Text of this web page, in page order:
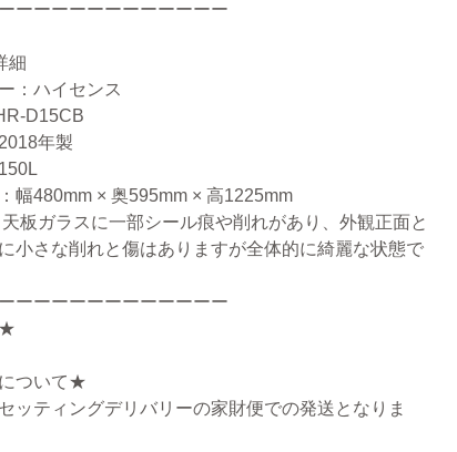
ーーーーーーーーーーーー
細
：ハイセンス
D15CB
年製
幅480mm × 奥595mm × 高1225mm
板ガラスに一部シール痕や削れがあり、外観正面と
小さな削れと傷はありますが全体的に綺麗な状態で
ーーーーーーーーーーーー
ついて★
ッティングデリバリーの家財便での発送となりま